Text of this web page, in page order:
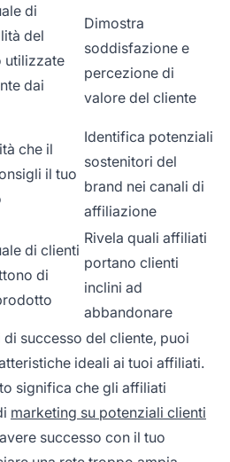
di
del
utilizzate
dai
Dimostra
soddisfazione e
percezione di
valore del cliente
che il
il tuo
Identifica potenziali
sostenitori del
brand nei canali di
affiliazione
di clienti
di
Rivela quali affiliati
portano clienti
inclini ad
abbandonare
successo del cliente, puoi
ideali ai tuoi affiliati.
significa che gli affiliati
marketing su potenziali clienti
successo con il tuo